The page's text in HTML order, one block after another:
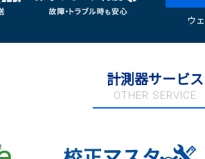
ウ
計測器サービス
OTHER SERVICE